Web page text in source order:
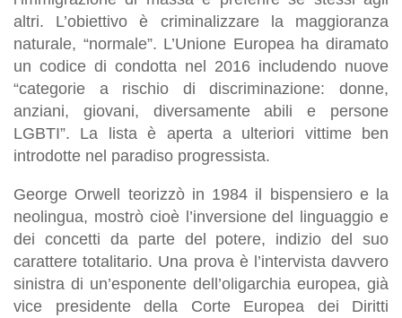
altri. L’obiettivo è criminalizzare la maggioranza
naturale, “normale”. L’Unione Europea ha diramato
un codice di condotta nel 2016 includendo nuove
“categorie a rischio di discriminazione: donne,
anziani, giovani, diversamente abili e persone
LGBTI”. La lista è aperta a ulteriori vittime ben
introdotte nel paradiso progressista.
George Orwell teorizzò in 1984 il bispensiero e la
neolingua, mostrò cioè l’inversione del linguaggio e
dei concetti da parte del potere, indizio del suo
carattere totalitario. Una prova è l’intervista davvero
sinistra di un’esponente dell’oligarchia europea, già
vice presidente della Corte Europea dei Diritti